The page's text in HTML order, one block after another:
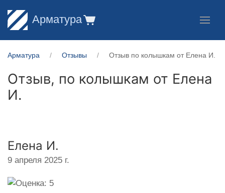
Арматура
Арматура Отзывы Отзыв по колышкам от Елена И.
Отзыв, по колышкам от Елена
И.
Елена И.
9 апреля 2025 г.